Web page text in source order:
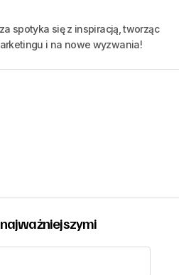
spotyka się z inspiracją, tworząc
i na nowe wyzwania!